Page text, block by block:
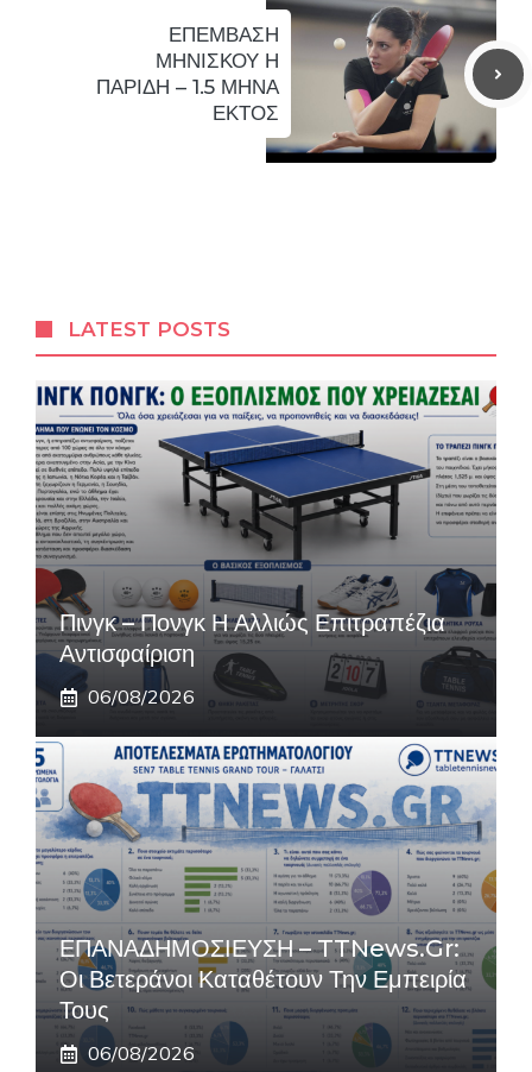
ΕΠΕΜΒΑΣΗ
ΜΗΝΙΣΚΟΥ Η
ΠΑΡΙΔΗ – 1.5 ΜΗΝΑ
ΕΚΤΟΣ
LATEST POSTS
Πινγκ – Πονγκ Η Αλλιώς Επιτραπέζια
Αντισφαίριση
06/08/2026
ΕΠΑΝΑΔΗΜΟΣΙΕΥΣΗ – TTNews.gr:
Οι Βετεράνοι Καταθέτουν Την Εμπειρία
Τους
06/08/2026